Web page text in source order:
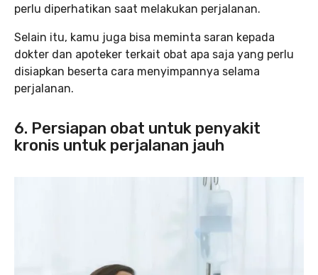
perlu diperhatikan saat melakukan perjalanan.
Selain itu, kamu juga bisa meminta saran kepada
dokter dan apoteker terkait obat apa saja yang perlu
disiapkan beserta cara menyimpannya selama
perjalanan.
6. Persiapan obat untuk penyakit
kronis untuk perjalanan jauh